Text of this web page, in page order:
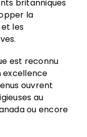
britanniques
la
les
est reconnu
excellence
ouvrent
au
ou encore